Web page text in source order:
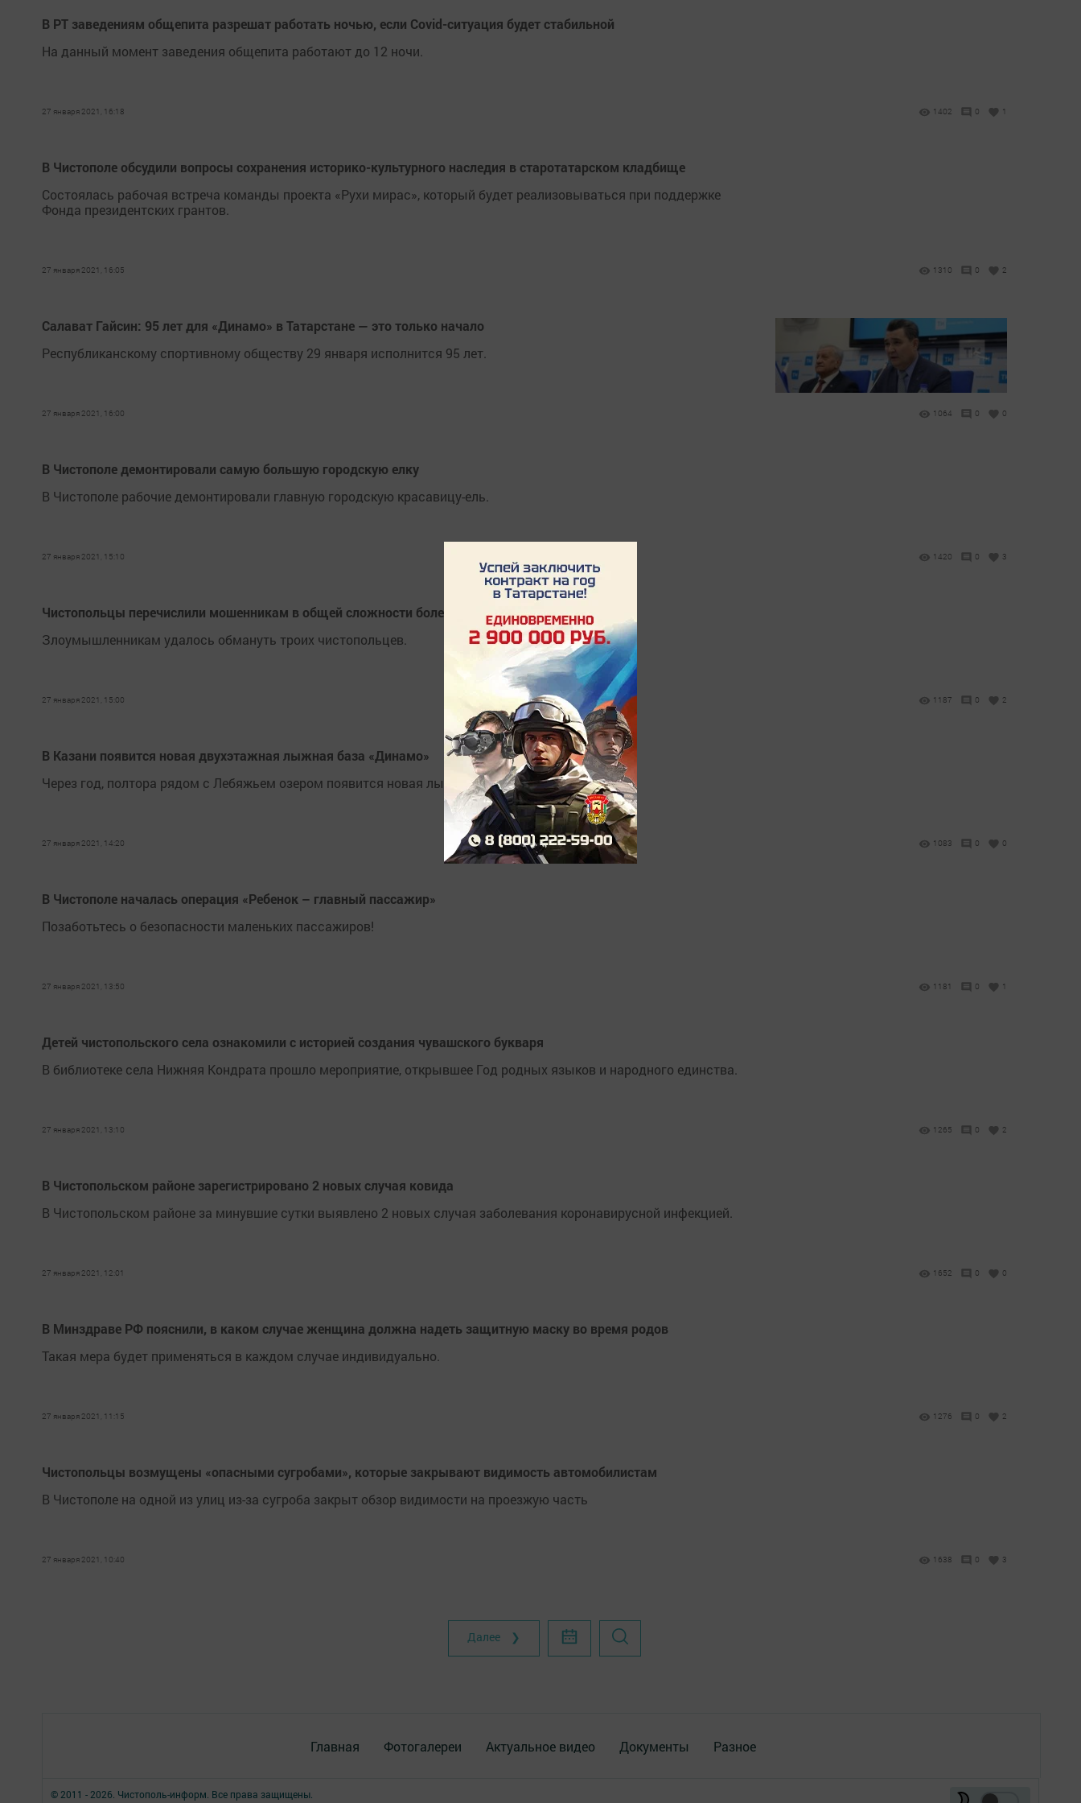
В РТ заведениям общепита разрешат работать ночью, если Covid-ситуация будет стабильной
На данный момент заведения общепита работают до 12 ночи.
27 января 2021, 16:18 1402 0 1
В Чистополе обсудили вопросы сохранения историко-культурного наследия в старотатарском кладбище
Состоялась рабочая встреча команды проекта «Рухи мирас», который будет реализовываться при поддержке
Фонда президентских грантов.
27 января 2021, 16:05 1310 0 2
Салават Гайсин: 95 лет для «Динамо» в Татарстане — это только начало
Республиканскому спортивному обществу 29 января исполнится 95 лет.
27 января 2021, 16:00 1064 0 0
В Чистополе демонтировали самую большую городскую елку
В Чистополе рабочие демонтировали главную городскую красавицу-ель.
27 января 2021, 15:10 1420 0 3
Чистопольцы перечислили мошенникам в общей сложности более 100 тысяч рублей
Злоумышленникам удалось обмануть троих чистопольцев.
27 января 2021, 15:00 1187 0 2
В Казани появится новая двухэтажная лыжная база «Динамо»
Через год, полтора рядом с Лебяжьем озером появится новая лыжная база.
27 января 2021, 14:20 1083 0 0
В Чистополе началась операция «Ребенок – главный пассажир»
Позаботьтесь о безопасности маленьких пассажиров!
27 января 2021, 13:50 1181 0 1
Детей чистопольского села ознакомили с историей создания чувашского букваря
В библиотеке села Нижняя Кондрата прошло мероприятие, открывшее Год родных языков и народного единства.
27 января 2021, 13:10 1265 0 2
В Чистопольском районе зарегистрировано 2 новых случая ковида
В Чистопольском районе за минувшие сутки выявлено 2 новых случая заболевания коронавирусной инфекцией.
27 января 2021, 12:01 1652 0 0
В Минздраве РФ пояснили, в каком случае женщина должна надеть защитную маску во время родов
Такая мера будет применяться в каждом случае индивидуально.
27 января 2021, 11:15 1276 0 2
Чистопольцы возмущены «опасными сугробами», которые закрывают видимость автомобилистам
В Чистополе на одной из улиц из-за сугроба закрыт обзор видимости на проезжую часть
27 января 2021, 10:40 1638 0 3
Далее ❯
Главная Фотогалереи Актуальное видео Документы Разное
© 2011 - 2026. Чистополь-информ. Все права защищены.